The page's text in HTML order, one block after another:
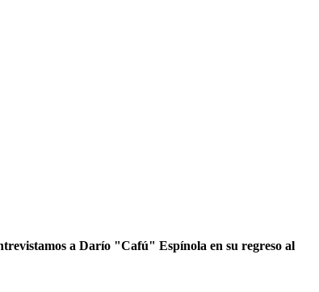
a Darío "Cafú" Espínola en su regreso al